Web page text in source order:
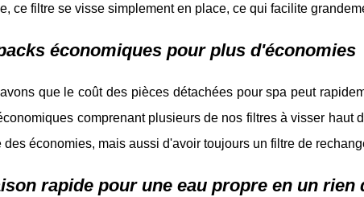
ce filtre se visse simplement en place, ce qui facilite
économiques pour plus d'économies
que le coût des pièces détachées pour spa peut
comprenant plusieurs de nos filtres à visser haut
des économies, mais aussi d'avoir toujours un filtre de
rapide pour une eau propre en un rien